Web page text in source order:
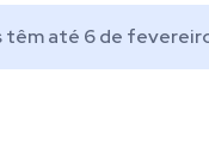
até 6 de